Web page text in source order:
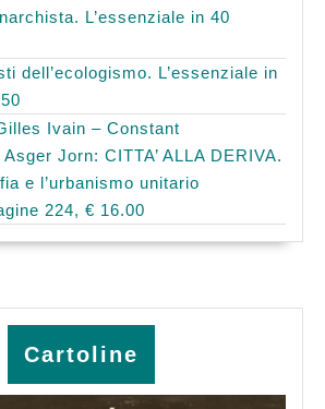
L’essenziale in 40
dell’ecologismo. L’essenziale in
Ivain – Constant
Jorn: CITTA’ ALLA DERIVA.
e l’urbanismo unitario
224, € 16.00
Cartoline